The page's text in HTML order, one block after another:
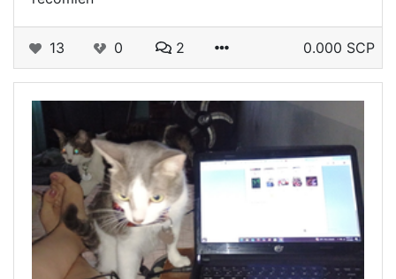
13 0 2 0.000 SCP